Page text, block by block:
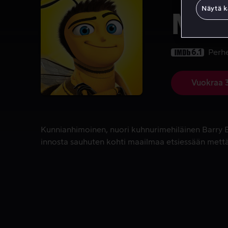
6.1
Vuokraa
Kunnianhimoinen, nuori kuhnurimehiläinen Barry
Kunnianhimoinen, nuori kuhnurimehiläinen Barry
innosta sauhuten kohti maailmaa etsiessään
Näytä